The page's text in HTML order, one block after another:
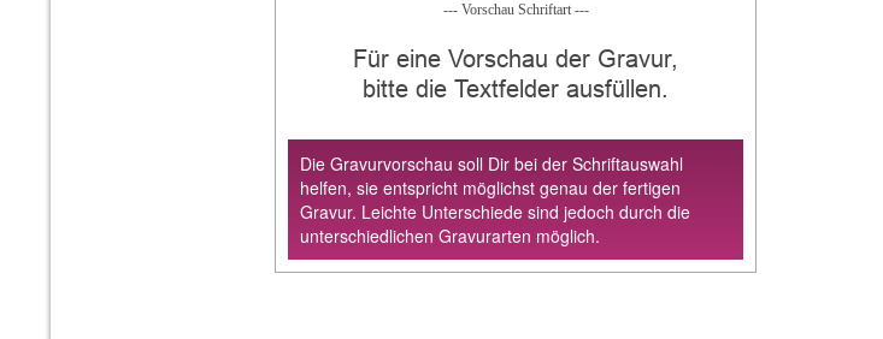
--- Vorschau Schriftart ---
Für eine Vorschau der Gravur,
bitte die Textfelder ausfüllen.
Die Gravurvorschau soll Dir bei der Schriftauswahl
helfen, sie entspricht möglichst genau der fertigen
Gravur. Leichte Unterschiede sind jedoch durch die
unterschiedlichen Gravurarten möglich.